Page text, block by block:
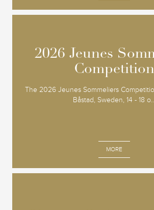
2026 Jeunes
Competition
The 2026 Jeunes Sommeliers
Båstad, Sweden, 14 - 18
MORE
2026 Jeunes
Competition